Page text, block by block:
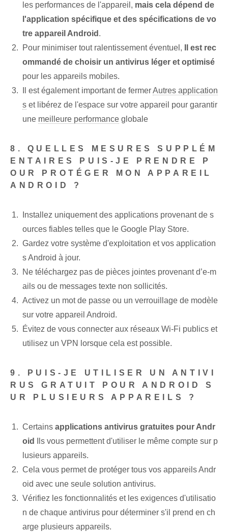
les performances de l'appareil, mais cela dépend de
l'application spécifique et des spécifications de vo
tre appareil Android .
Pour minimiser tout ralentissement éventuel,
Il est rec
ommandé de choisir un antivirus léger et optimisé
pour les appareils mobiles.
Il est également important de fermerAutres application
s et libérez de l'espace sur votre ⁢appareil pour garantir
une meilleure performance globale
8. QUELLES MESURES SUPPLÉM
ENTAIRES PUIS-JE PRENDRE P
OUR PROTÉGER MON APPAREIL
ANDROID ?
Installez uniquement des applications provenant de s
ources fiables telles que le Google Play Store.
Gardez votre système d'exploitation et vos application
s Android à jour.
Ne téléchargez pas de pièces jointes provenant d’e-m
ails ou de messages texte non sollicités.
Activez un mot de passe ou un verrouillage de modèle
sur votre appareil Android.
Évitez de vous connecter aux réseaux Wi-Fi publics et
utilisez un VPN lorsque cela est possible.
9. PUIS-JE UTILISER UN ANTIVI
RUS GRATUIT POUR ANDROID S
UR PLUSIEURS APPAREILS ?
Certains applications antivirus gratuites pour Andr
oid
Ils vous permettent d'utiliser le même compte sur p
lusieurs appareils.
Cela vous permet de protéger tous vos appareils Andr
oid avec une seule solution antivirus.
Vérifiez les fonctionnalités et les exigences d'utilisatio
n de chaque antivirus ‌pour déterminer s'il prend en ch
arge plusieurs ⁤appareils.